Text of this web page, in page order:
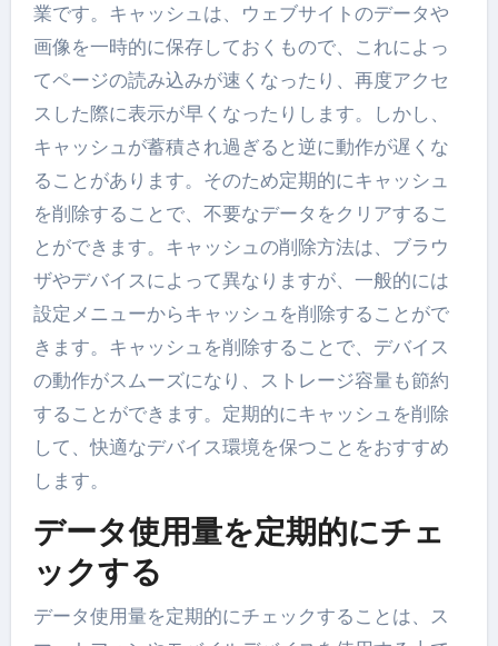
業です。キャッシュは、ウェブサイトのデータや
画像を一時的に保存しておくもので、これによっ
てページの読み込みが速くなったり、再度アクセ
スした際に表示が早くなったりします。しかし、
キャッシュが蓄積され過ぎると逆に動作が遅くな
ることがあります。そのため定期的にキャッシュ
を削除することで、不要なデータをクリアするこ
とができます。キャッシュの削除方法は、ブラウ
ザやデバイスによって異なりますが、一般的には
設定メニューからキャッシュを削除することがで
きます。キャッシュを削除することで、デバイス
の動作がスムーズになり、ストレージ容量も節約
することができます。定期的にキャッシュを削除
して、快適なデバイス環境を保つことをおすすめ
します。
データ使用量を定期的にチェ
ックする
データ使用量を定期的にチェックすることは、ス